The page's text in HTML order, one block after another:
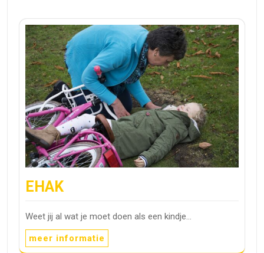
EHAK
Weet jij al wat je moet doen als een kindje…
meer informatie